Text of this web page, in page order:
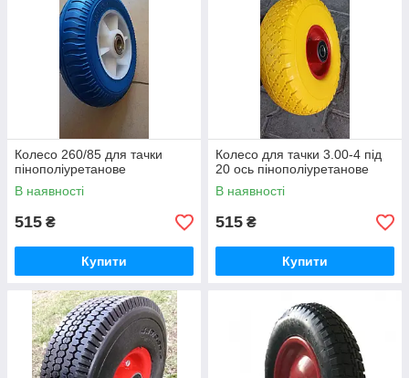
Колесо 260/85 для тачки
пінополіуретанове
В наявності
515 ₴
Купити
Колесо для тачки 3.00-4 під
20 ось пінополіуретанове
В наявності
515 ₴
Купити